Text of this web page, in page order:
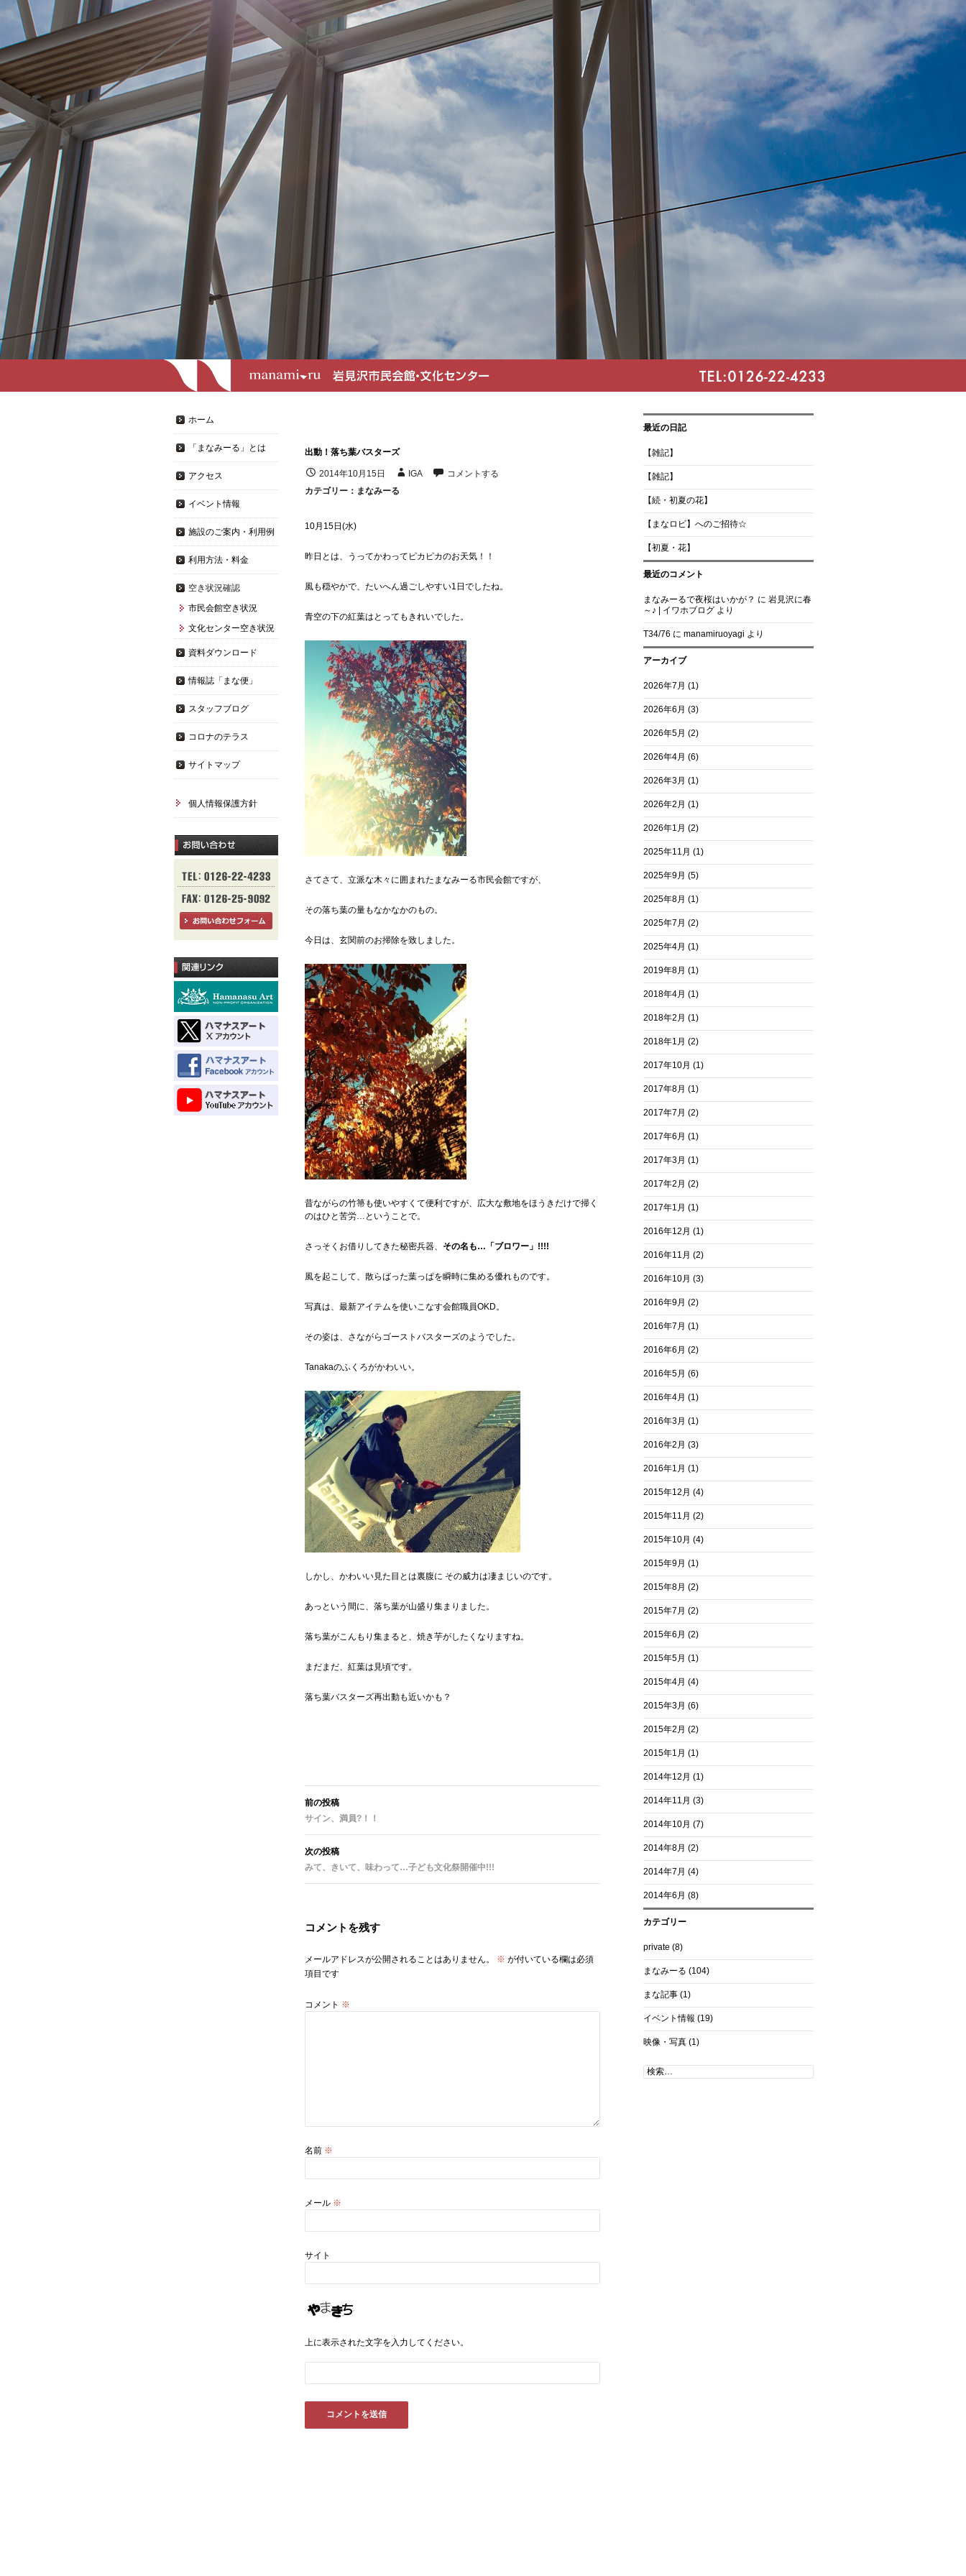
出動！落ち葉バスターズ
2014年10月15日 IGA
コメントする
カテゴリー： まなみーる
10月15日(水)
昨日とは、うってかわってピカピカのお天気！！
風も穏やかで、たいへん過ごしやすい1日でしたね。
青空の下の紅葉はとってもきれいでした。
さてさて、立派な木々に囲まれたまなみーる市民会館ですが、
その落ち葉の量もなかなかのもの。
今日は、玄関前のお掃除を致しました。
昔ながらの竹箒も使いやすくて便利ですが、広大な敷地をほうきだけで掃く
のはひと苦労…ということで。
さっそくお借りしてきた秘密兵器、 その名も…「ブロワー」!!!!
風を起こして、散らばった葉っぱを瞬時に集める優れものです。
写真は、最新アイテムを使いこなす会館職員OKD。
その姿は、さながらゴーストバスターズのようでした。
Tanakaのふくろがかわいい。
しかし、かわいい見た目とは裏腹に その威力は凄まじいのです。
あっという間に、落ち葉が山盛り集まりました。
落ち葉がこんもり集まると、焼き芋がしたくなりますね。
まだまだ、紅葉は見頃です。
落ち葉バスターズ再出動も近いかも？
稿
ナ
ビ
ゲ
ー
ョ
ン
前の投稿
サイン、満員?！！
次の投稿
みて、きいて、味わって…子ども文化祭開催中!!!
コメントを残す
メールアドレスが公開されることはありません。 ※ が付いている欄は必須
項目です
コメント ※
名前 ※
メール ※
サイト
上に表示された文字を入力してください。
最近の日記
【雑記】
【雑記】
【続・初夏の花】
【まなロビ】へのご招待☆
【初夏・花】
最近のコメント
まなみーるで夜桜はいかが？ に 岩見沢に春
～♪ | イワホブログより
T34/76 に manamiruoyagi より
アーカイブ
2026年7月 (1)
2026年6月 (3)
2026年5月 (2)
2026年4月 (6)
2026年3月 (1)
2026年2月 (1)
2026年1月 (2)
2025年11月 (1)
2025年9月 (5)
2025年8月 (1)
2025年7月 (2)
2025年4月 (1)
2019年8月 (1)
2018年4月 (1)
2018年2月 (1)
2018年1月 (2)
2017年10月 (1)
2017年8月 (1)
2017年7月 (2)
2017年6月 (1)
2017年3月 (1)
2017年2月 (2)
2017年1月 (1)
2016年12月 (1)
2016年11月 (2)
2016年10月 (3)
2016年9月 (2)
2016年7月 (1)
2016年6月 (2)
2016年5月 (6)
2016年4月 (1)
2016年3月 (1)
2016年2月 (3)
2016年1月 (1)
2015年12月 (4)
2015年11月 (2)
2015年10月 (4)
2015年9月 (1)
2015年8月 (2)
2015年7月 (2)
2015年6月 (2)
2015年5月 (1)
2015年4月 (4)
2015年3月 (6)
2015年2月 (2)
2015年1月 (1)
2014年12月 (1)
2014年11月 (3)
2014年10月 (7)
2014年8月 (2)
2014年7月 (4)
2014年6月 (8)
カテゴリー
private (8)
まなみーる (104)
まな記事(1)
イベント情報 (19)
映像・写真(1)
検
索:
ホーム
「まなみーる」とは
アクセス
イベント情報
施設のご案内・利用例
利用方法・料金
空き状況確認
市民会館空き状況
文化センター空き状況
資料ダウンロード
情報誌「まな便」
スタッフブログ
コロナのテラス
サイトマップ
個人情報保護方針